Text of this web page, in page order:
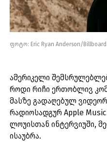
ფოტო: Eric Ryan Anderson/Billboard
ამერიკელი
როდი რიჩი ერთობლივ
მასზე გადაღებულ
რადიოსადგურ Apple Music
ლოუისთან ინტერვიუში,
ისაუბრა.